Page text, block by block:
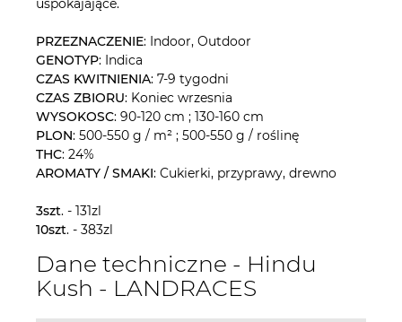
uspokajające.
PRZEZNACZENIE: Indoor, Outdoor
GENOTYP: Indica
CZAS KWITNIENIA: 7-9 tygodni
CZAS ZBIORU: Koniec wrzesnia
WYSOKOSC: 90-120 cm ; 130-160 cm
PLON: 500-550 g / m² ; 500-550 g / roślinę
THC: 24%
AROMATY / SMAKI: Cukierki, przyprawy, drewno
3szt. - 131zl
10szt. - 383zl
Dane techniczne - Hindu
Kush - LANDRACES